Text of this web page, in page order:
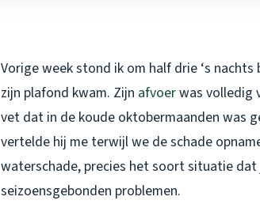
Vorige week stond ik om half drie ‘s
zijn plafond kwam. Zijn afvoerwas volledig
vet dat in de koude oktobermaanden was
vertelde hij me terwijl we de schade
waterschade, precies het soort situatie
seizoensgebonden problemen.